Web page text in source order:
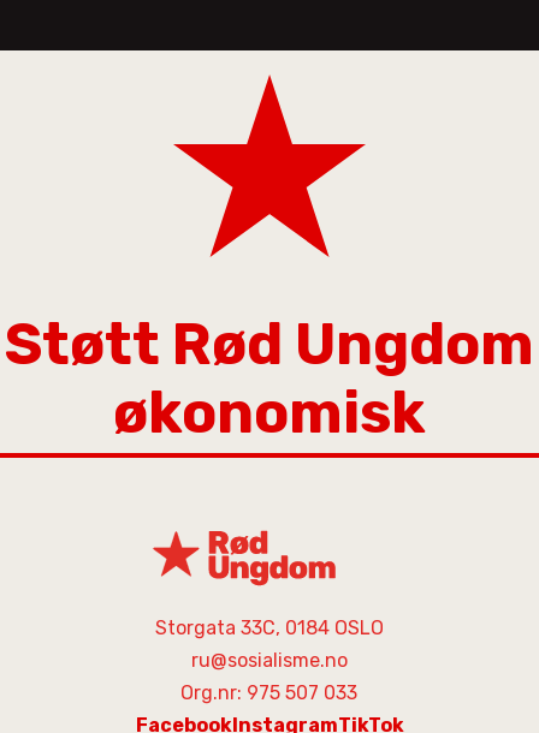
Støtt Rød Ungdom
økonomisk
Storgata 33C, 0184 OSLO
ru@sosialisme.no
Org.nr: 975 507 033
FacebookInstagramTikTok